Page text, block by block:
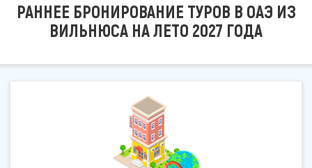
РАННЕЕ БРОНИРОВАНИЕ ТУРОВ В ОАЭ ИЗ
ВИЛЬНЮСА НА ЛЕТО 2027 ГОДА